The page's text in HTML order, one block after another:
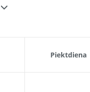
Piektdiena